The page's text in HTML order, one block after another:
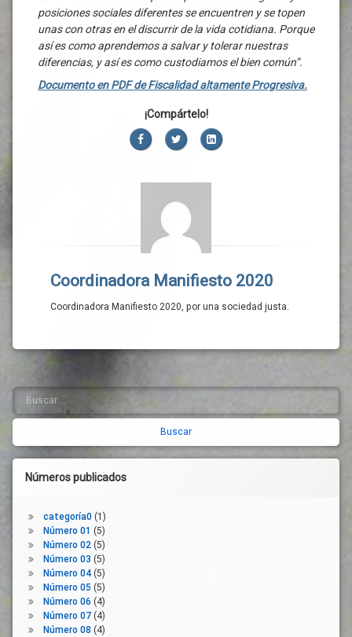
posiciones sociales diferentes se encuentren y se topen
unas con otras en el discurrir de la vida cotidiana. Porque
así es como aprendemos a salvar y tolerar nuestras
diferencias, y así es como custodiamos el bien común”.
Documento en PDF de Fiscalidad altamente Progresiva.
¡Compártelo!
FacebookTwitterLinkedIn
Coordinadora Manifiesto 2020
Coordinadora Manifiesto 2020, por una sociedad justa.
Barra
lateral
derecha
Buscar:
Números publicados
categoría0(1)
Número 01 (5)
Número 02(5)
Número 03 (5)
Número 04(5)
Número 05 (5)
Número 06 (4)
Número 07(4)
Número 08 (4)